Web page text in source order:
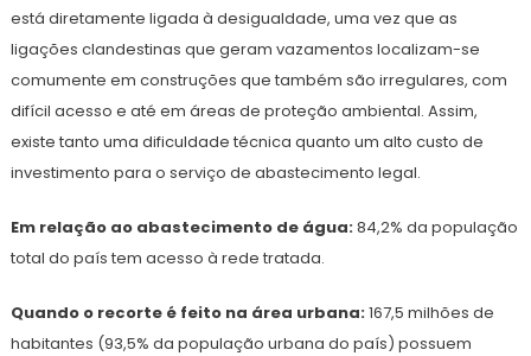
está diretamente ligada à desigualdade, uma vez que as
ligações clandestinas que geram vazamentos localizam-se
comumente em construções que também são irregulares, com
difícil acesso e até em áreas de proteção ambiental. Assim,
existe tanto uma dificuldade técnica quanto um alto custo de
investimento para o serviço de abastecimento legal.
Em relação ao abastecimento de água:84,2% da população
total do país tem acesso à rede tratada.
Quando o recorte é feito na área urbana:167,5 milhões de
habitantes (93,5% da população urbana do país) possuem